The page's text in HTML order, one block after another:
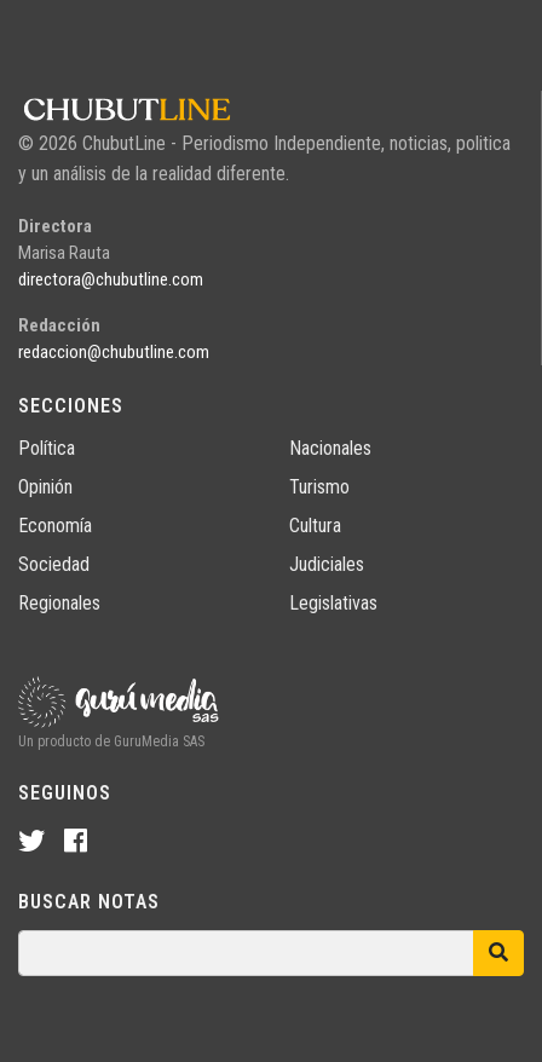
© 2026 ChubutLine - Periodismo Independiente, noticias, politica
y un análisis de la realidad diferente.
Directora
Marisa Rauta
directora@chubutline.com
Redacción
redaccion@chubutline.com
SECCIONES
Política
Opinión
Economía
Sociedad
Regionales
Nacionales
Turismo
Cultura
Judiciales
Legislativas
Un producto de GuruMedia SAS
SEGUINOS
BUSCAR NOTAS